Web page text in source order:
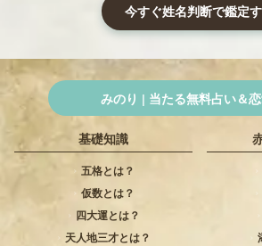
今すぐ姓名判断で鑑定
みのり | 当たる無料占い＆
基礎知識
五格とは？
仮数とは？
四大運とは？
天人地三才とは？